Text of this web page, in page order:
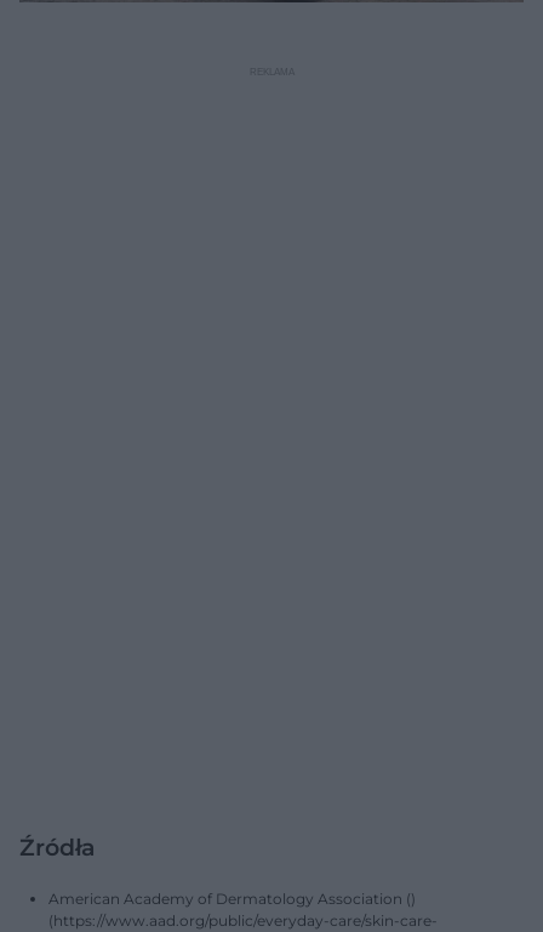
Źródła
American Academy of Dermatology Association ()
(https://www.aad.org/public/everyday-care/skin-care-